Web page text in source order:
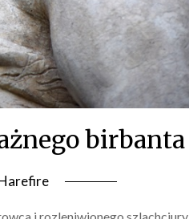
birbanta